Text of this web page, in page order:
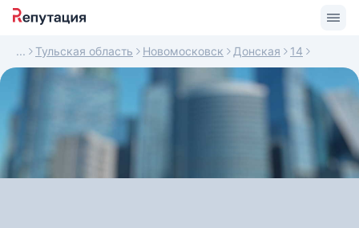
Тульская область Новомосковск Донская 14